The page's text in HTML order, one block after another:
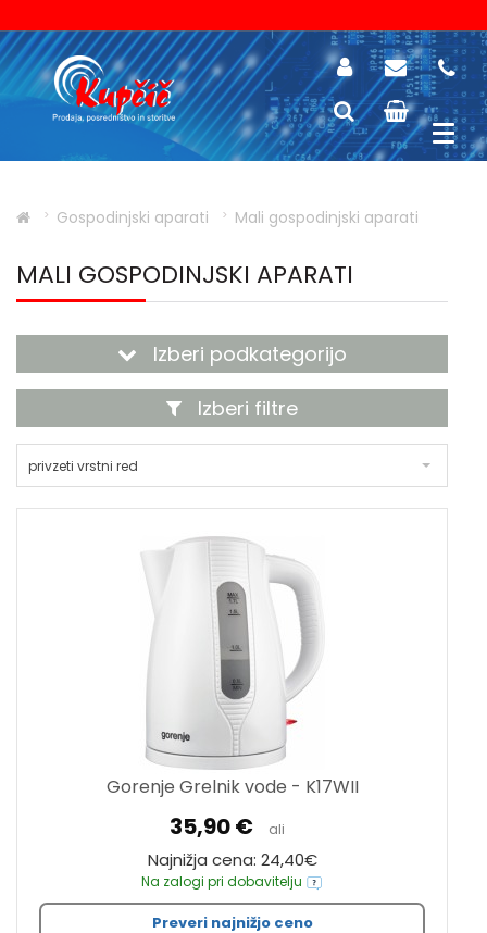
Gospodinjski aparati Mali gospodinjski aparati
MALI GOSPODINJSKI APARATI
Izberi podkategorijo
Izberi filtre
privzeti vrstni red
Gorenje Grelnik vode - K17WII
35,90 € ali
Najnižja cena: 24,40€
Na zalogi pri dobavitelju
Preveri najnižjo ceno